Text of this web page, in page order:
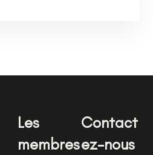
Les
membres
Contact
ez-nous